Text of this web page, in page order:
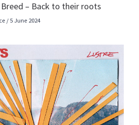
– Back to their roots
/5 June 2024